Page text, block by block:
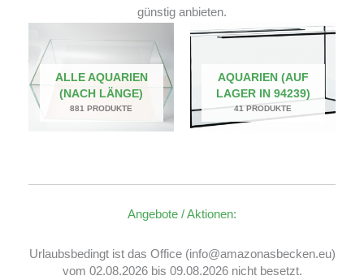
günstig anbieten.
ALLE AQUARIEN
(NACH LÄNGE)
881 PRODUKTE
AQUARIEN (AUF
LAGER IN 94239)
41 PRODUKTE
Angebote / Aktionen:
Urlaubsbedingt ist das Office (info@amazonasbecken.eu)
vom 02.08.2026 bis 09.08.2026 nicht besetzt.